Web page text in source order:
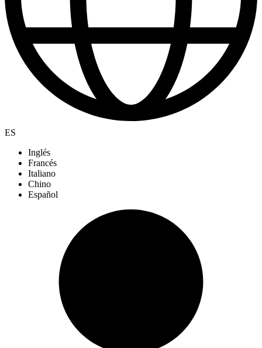
ES
Inglés
Francés
Italiano
Chino
Español